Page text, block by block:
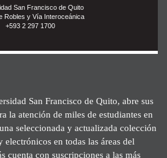
San Francisco de Quito
Robles y Vía Interoceánica
+593 2 297 1700
San Francisco de Quito, abre sus
la atención de miles de estudiantes en
seleccionada y actualizada colección
electrónicos en todas las áreas del
cuenta con suscripciones a las más